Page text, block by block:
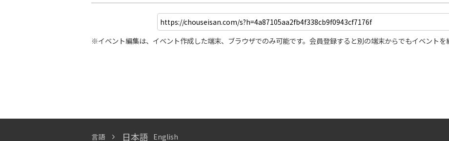
※イベント編集は、イベント作成した端末、ブラウザでのみ可能です。会員登録すると別の端末からでもイベントを
言語 日本語 English